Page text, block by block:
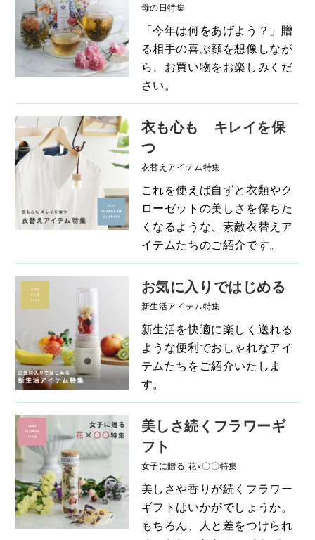
母の日特集
「今年は何をあげよう？」贈
る相手の喜ぶ顔を想像しなが
ら、お買い物をお楽しみくだ
さい。
衣も心も キレイを保
つ
衣替えアイテム特集
これを使えば自ずと衣類やク
ローゼットの美しさを保ちた
くなるような、素敵衣替えア
イテムたちのご紹介です。
お気に入りではじめる
新生活アイテム特集
新生活を快適に楽しく送れる
ような便利でおしゃれなアイ
テムたちをご紹介いたしま
す。
美しさ続くフラワーギ
フト
女子に贈る 花×〇〇特集
美しさや香りが続くフラワー
ギフトはいかがでしょうか。
もちろん、人と差をつけられ